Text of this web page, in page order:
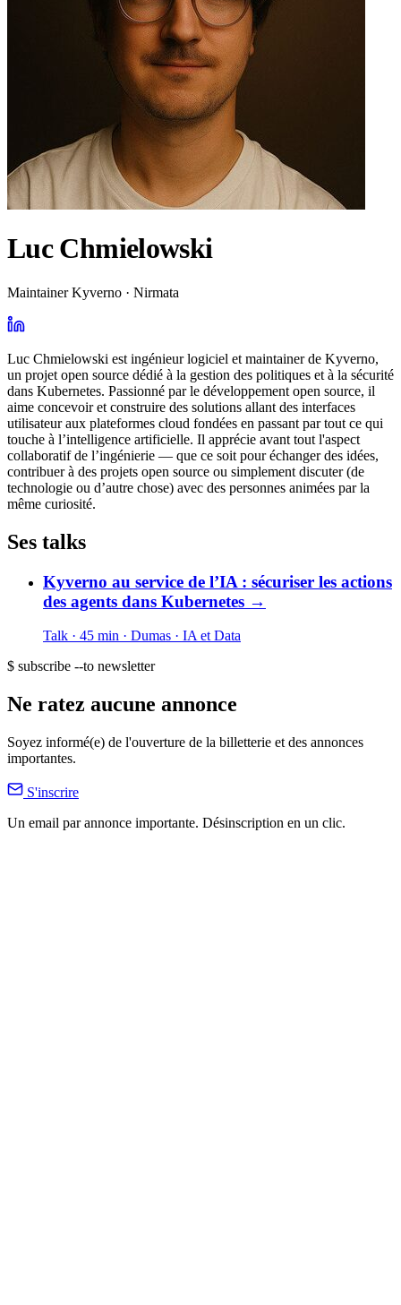
Luc Chmielowski
Maintainer Kyverno · Nirmata
Luc Chmielowski est ingénieur logiciel et maintainer de Kyverno,
un projet open source dédié à la gestion des politiques et à la sécurité
dans Kubernetes. Passionné par le développement open source, il
aime concevoir et construire des solutions allant des interfaces
utilisateur aux plateformes cloud fondées en passant par tout ce qui
touche à l’intelligence artificielle. Il apprécie avant tout l'aspect
collaboratif de l’ingénierie — que ce soit pour échanger des idées,
contribuer à des projets open source ou simplement discuter (de
technologie ou d’autre chose) avec des personnes animées par la
même curiosité.
Ses talks
Kyverno au service de l’IA : sécuriser les actions
des agents dans Kubernetes →
Talk · 45 min · Dumas · IA et Data
$ subscribe --to newsletter
Ne ratez aucune annonce
Soyez informé(e) de l'ouverture de la billetterie et des annonces
importantes.
S'inscrire
Un email par annonce importante. Désinscription en un clic.